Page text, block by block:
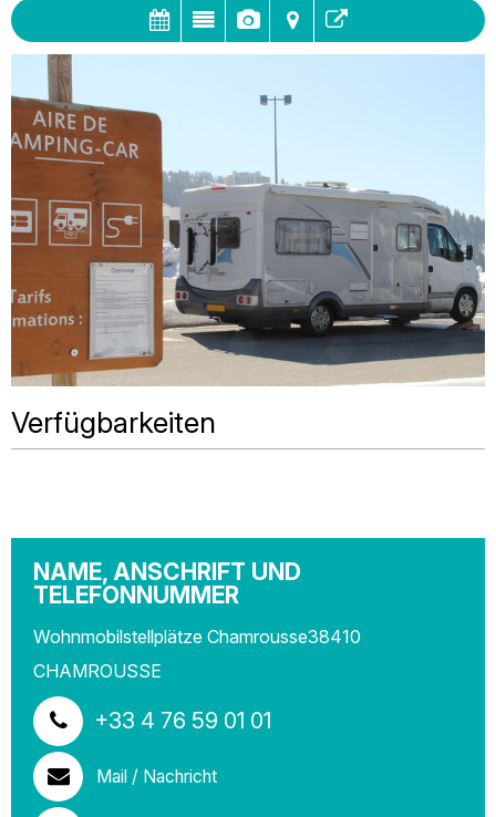
Verfügbarkeiten
NAME, ANSCHRIFT UND
TELEFONNUMMER
Wohnmobilstellplätze Chamrousse38410
CHAMROUSSE
+33 4 76 59 01 01
Mail / Nachricht